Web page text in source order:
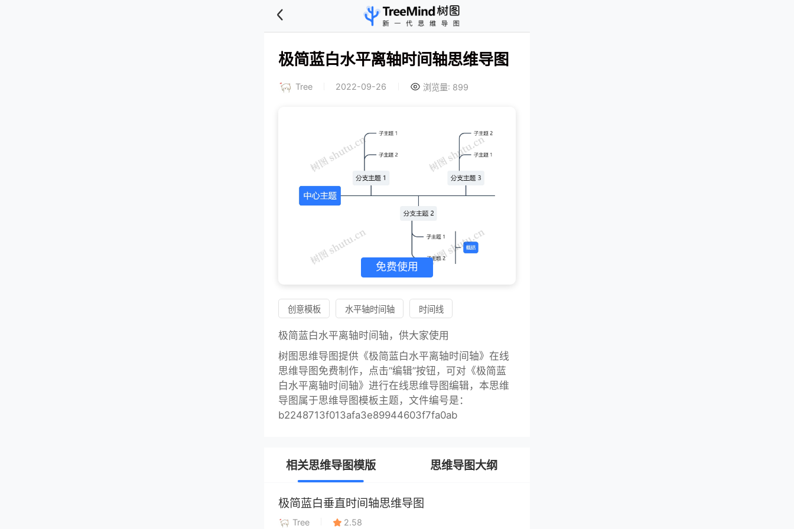
极简蓝白水平离轴时间轴思维导图
Tree 2022-09-26 浏览量: 899
免费使用
创意模板 水平轴时间轴 时间线
极简蓝白水平离轴时间轴，供大家使用
树图思维导图提供《极简蓝白水平离轴时间轴》在线
思维导图免费制作，点击“编辑”按钮，可对《极简蓝
白水平离轴时间轴》进行在线思维导图编辑，本思维
导图属于思维导图模板主题，文件编号是：
b2248713f013afa3e89944603f7fa0ab
思维导图大纲
相关思维导图模版
极简蓝白垂直时间轴思维导图
Tree 2.58